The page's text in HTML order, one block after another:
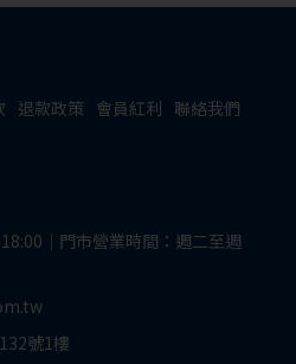
退款政策 會員紅利 聯絡我們
｜門市營業時間：週二至週
號1樓